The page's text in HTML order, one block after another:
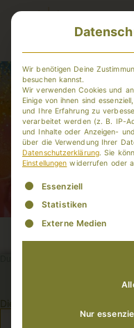
Dies ist geschützter Inhalt
Wir benötigen Deine
besuchen kannst.
Wir verwenden Cookies und
Einige von ihnen sind
und Ihre Erfahrung zu
verarbeitet werden (z. B. IP-
und Inhalte oder Anzeigen-
über die Verwendung Ihrer
Datenschutzerklärung. Sie
Einstellungen widerrufen oder
Es folgt eine Liste der
Essenziell
Statistiken
Externe Medien
Nur